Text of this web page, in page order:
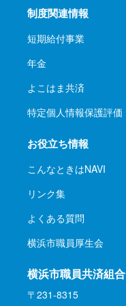
制度関連情報
短期給付事業
年金
よこはま共済
特定個人情報保護評価
お役立ち情報
こんなときはNAVI
リンク集
よくある質問
横浜市職員厚生会
横浜市職員共済組合
〒231-8315